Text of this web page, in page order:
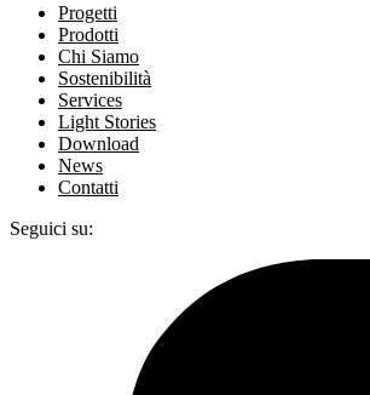
Progetti
Prodotti
Chi Siamo
Sostenibilità
Services
Light Stories
Download
News
Contatti
Seguici su: